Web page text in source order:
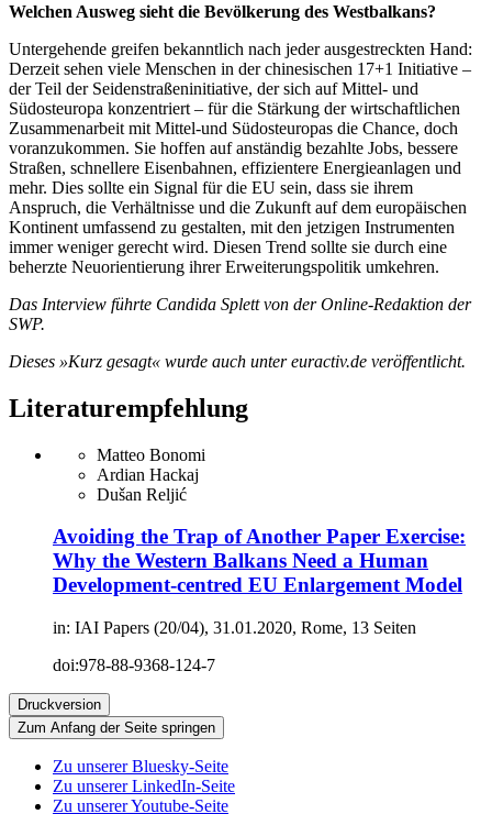
Welchen Ausweg sieht die Bevölkerung des Westbalkans?
Untergehende greifen bekanntlich nach jeder ausgestreckten Hand:
Derzeit sehen viele Menschen in der chinesischen 17+1 Initiative –
der Teil der Seidenstraßeninitiative, der sich auf Mittel- und
Südosteuropa konzentriert – für die Stärkung der wirtschaftlichen
Zusammenarbeit mit Mittel-und Südosteuropas die Chance, doch
voranzukommen. Sie hoffen auf anständig bezahlte Jobs, bessere
Straßen, schnellere Eisenbahnen, effizientere Energieanlagen und
mehr. Dies sollte ein Signal für die EU sein, dass sie ihrem
Anspruch, die Verhältnisse und die Zukunft auf dem europäischen
Kontinent umfassend zu gestalten, mit den jetzigen Instrumenten
immer weniger gerecht wird. Diesen Trend sollte sie durch eine
beherzte Neuorientierung ihrer Erweiterungspolitik umkehren.
Das Interview führte Candida Splett von der Online-Redaktion der
SWP.
Dieses »Kurz gesagt« wurde auch unter euractiv.de veröffentlicht.
Literaturempfehlung
Matteo Bonomi
Ardian Hackaj
Dušan Reljić
Avoiding the Trap of Another Paper Exercise:
Why the Western Balkans Need a Human
Development-centred EU Enlargement Model
in: IAI Papers (20/04), 31.01.2020, Rome, 13 Seiten
doi:978-88-9368-124-7
Druckversion
Zum Anfang der Seite springen
Zu unserer Bluesky-Seite
Zu unserer LinkedIn-Seite
Zu unserer Youtube-Seite